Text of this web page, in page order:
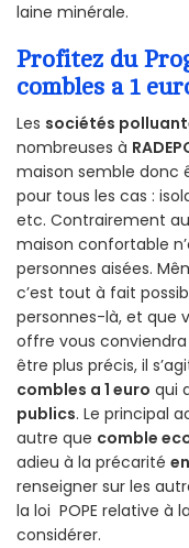
laine minérale.
Profitez du
combles a 1
Les sociétés
nombreuses à
maison semble donc
pour tous les cas :
etc. Contrairement
maison confortable
personnes aisées.
c’est tout à fait
personnes-là, et que
offre vous
être plus précis, il
combles a 1 euro qui
publics. Le principal
autre que comble
adieu à la précarité
renseigner sur les
la loi POPE relative à
considérer.